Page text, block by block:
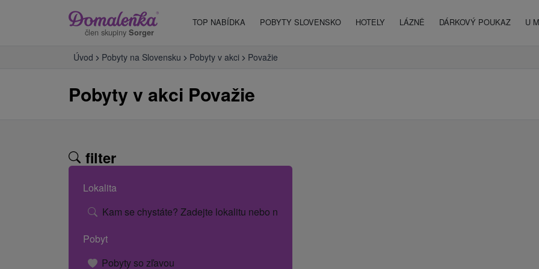
člen skupiny Sorger
TOP NABÍDKA POBYTY SLOVENSKO HOTELY LÁZNĚ DÁRKOVÝ POUKAZ U
Úvod Pobyty na Slovensku Pobyty v akci Považie
Pobyty v akci Považie
filter
Lokalita
Kam se chystáte? Zadejte lokalitu nebo název hotelu.
Pobyt
Pobyty so zľavou